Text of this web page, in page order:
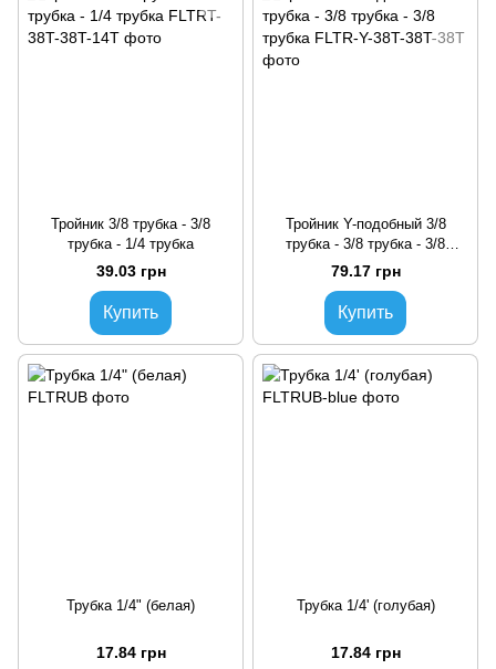
Тройник 3/8 трубка - 3/8
трубка - 1/4 трубка
39.03 грн
Купить
Тройник Y-подобный 3/8
трубка - 3/8 трубка - 3/8
трубка
79.17 грн
Купить
Трубка 1/4" (белая)
17.84 грн
Трубка 1/4' (голубая)
17.84 грн